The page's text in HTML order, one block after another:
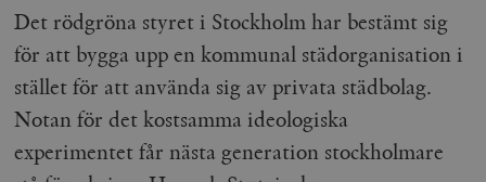
Det rödgröna styret i Stockholm har bestämt sig
för att bygga upp en kommunal städorganisation i
stället för att använda sig av privata städbolag.
Notan för det kostsamma ideologiska
experimentet får nästa generation stockholmare